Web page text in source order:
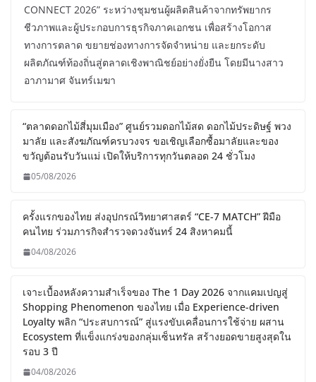
CONNECT 2026” ระหว่างชุมชนผู้ผลิตสินค้าจากทรัพยากร
ชีวภาพและผู้ประกอบการธุรกิจภาคเอกชน เพื่อสร้างโอกาส
ทางการตลาด ขยายช่องทางการจัดจำหน่าย และยกระดับ
ผลิตภัณฑ์ท้องถิ่นสู่ตลาดเชิงพาณิชย์อย่างยั่งยืน โดยมีนางสาว
อาภามาศ จันทร์เมฆา
“ตลาดดอกไม้สี่มุมเมือง” ศูนย์รวมดอกไม้สด ดอกไม้ประดิษฐ์ พวง
มาลัย และสังฆภัณฑ์ครบวงจร ขอเชิญเลือกซื้อมาลัยและของ
ขวัญต้อนรับวันแม่ เปิดให้บริการทุกวันตลอด 24 ชั่วโมง
05/08/2026
ครั้งแรกของไทย ส่งอุปกรณ์วิทยาศาสตร์ “CE-7 MATCH” ฝีมือ
คนไทย ร่วมภารกิจสำรวจดวงจันทร์ 24 สิงหาคมนี้
04/08/2026
เจาะเบื้องหลังความสำเร็จของ The 1 Day 2026 จากแคมเปญสู่
Shopping Phenomenon ของไทย เมื่อ Experience-driven
Loyalty พลิก “ประสบการณ์” สู่แรงขับเคลื่อนการใช้จ่าย ผสาน
Ecosystem ที่แข็งแกร่งของกลุ่มเซ็นทรัล สร้างยอดขายสูงสุดใน
รอบ 3 ปี
04/08/2026